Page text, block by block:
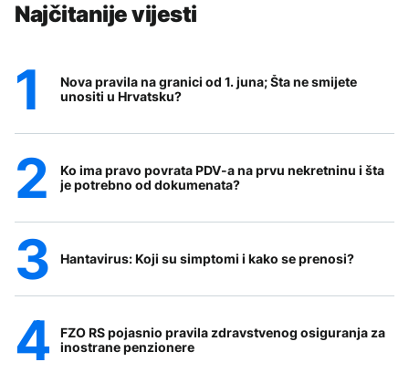
Najčitanije vijesti
Nova pravila na granici od 1. juna; Šta ne smijete
unositi u Hrvatsku?
Ko ima pravo povrata PDV-a na prvu nekretninu i šta
je potrebno od dokumenata?
Hantavirus: Koji su simptomi i kako se prenosi?
FZO RS pojasnio pravila zdravstvenog osiguranja za
inostrane penzionere